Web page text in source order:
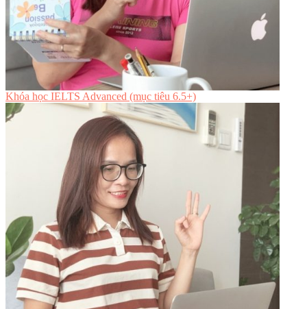
Khóa học IELTS Advanced (mục tiêu 6.5+)